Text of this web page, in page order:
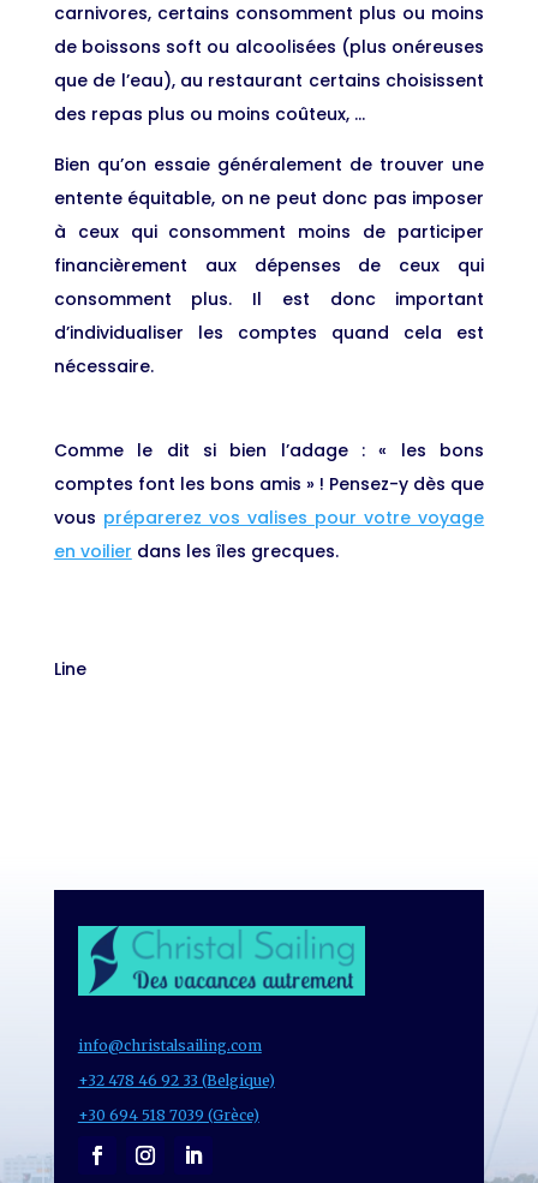
carnivores, certains consomment plus ou moins
de boissons soft ou alcoolisées (plus onéreuses
que de l’eau), au restaurant certains choisissent
des repas plus ou moins coûteux, …
Bien qu’on essaie généralement de trouver une
entente équitable, on ne peut donc pas imposer
à ceux qui consomment moins de participer
financièrement aux dépenses de ceux qui
consomment plus. Il est donc important
d’individualiser les comptes quand cela est
nécessaire.
Comme le dit si bien l’adage : « les bons
comptes font les bons amis » ! Pensez-y dès que
vous préparerez vos valises pour votre voyage
en voilier dans les îles grecques.
Line
info@christalsailing.com
+32 478 46 92 33 (Belgique)
+30 694 518 7039 (Grèce)